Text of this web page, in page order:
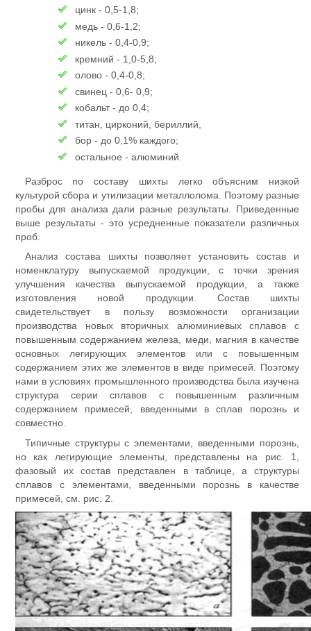
цинк - 0,5-1,8;
медь - 0,6-1,2;
никель - 0,4-0,9;
кремний - 1,0-5,8;
олово - 0,4-0,8;
свинец - 0,6- 0,9;
кобальт - до 0,4;
титан, цирконий, бериллий,
бор - до 0,1% каждого;
остальное - алюминий.
Разброс по составу шихты легко объясним низкой
культурой сбора и утилизации металлолома. Поэтому разные
пробы для анализа дали разные результаты. Приведенные
выше результаты - это усредненные показатели различных
проб.
Анализ состава шихты позволяет установить состав и
номенклатуру выпускаемой продукции, с точки зрения
улучшения качества выпускаемой продукции, а также
изготовления новой продукции. Состав шихты
свидетельствует в пользу возможности организации
производства новых вторичных алюминиевых сплавов с
повышенным содержанием железа, меди, магния в качестве
основных легирующих элементов или с повышенным
содержанием этих же элементов в виде примесей. Поэтому
нами в условиях промышленного производства была изучена
структура серии сплавов с повышенным различным
содержанием примесей, введенными в сплав порознь и
совместно.
Типичные структуры с элементами, введенными порознь,
но как легирующие элементы, представлены на рис. 1,
фазовый их состав представлен в таблице, а структуры
сплавов с элементами, введенными порознь в качестве
примесей, см. рис. 2.